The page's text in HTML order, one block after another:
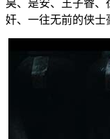
昊、是安、王子睿、
奸、一往无前的侠士